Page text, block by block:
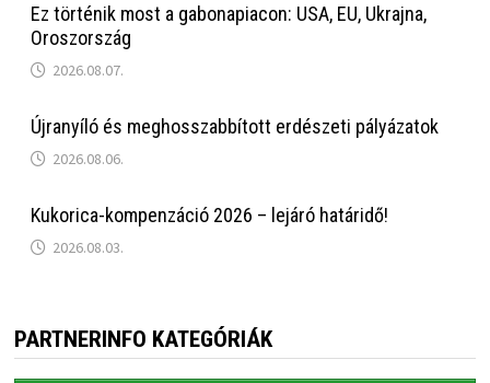
Ez történik most a gabonapiacon: USA, EU, Ukrajna,
Oroszország
2026.08.07.
Újranyíló és meghosszabbított erdészeti pályázatok
2026.08.06.
Kukorica-kompenzáció 2026 – lejáró határidő!
2026.08.03.
PARTNERINFO KATEGÓRIÁK